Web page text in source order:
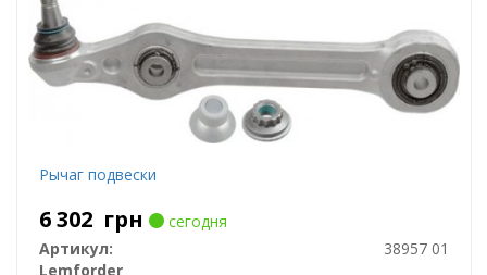
Рычаг подвески
6 302 грн
сегодня
Артикул:
38957 01
Lemforder